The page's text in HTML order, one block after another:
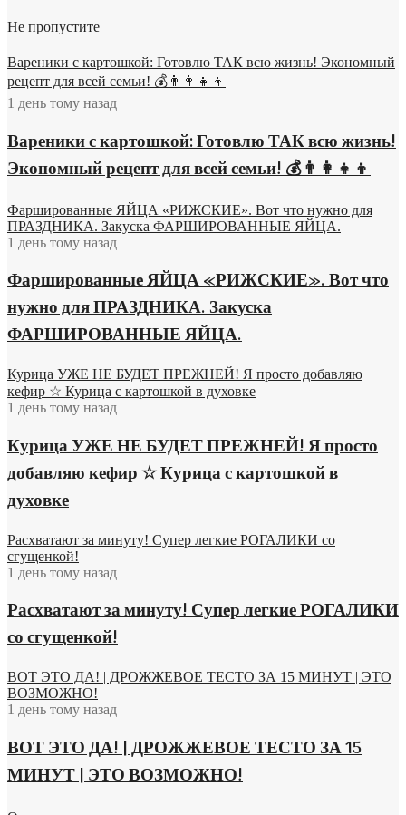
Не пропустите
Вареники с картошкой: Готовлю ТАК всю жизнь! Экономный
рецепт для всей семьи! 💰👨👩👧👦
1 день тому назад
Вареники с картошкой: Готовлю ТАК всю жизнь!
Экономный рецепт для всей семьи! 💰👨👩👧👦
Фаршированные ЯЙЦА «РИЖСКИЕ». Вот что нужно для
ПРАЗДНИКА. Закуска ФАРШИРОВАННЫЕ ЯЙЦА.
1 день тому назад
Фаршированные ЯЙЦА «РИЖСКИЕ». Вот что
нужно для ПРАЗДНИКА. Закуска
ФАРШИРОВАННЫЕ ЯЙЦА.
Курица УЖЕ НЕ БУДЕТ ПРЕЖНЕЙ! Я просто добавляю
кефир ☆ Курица с картошкой в духовке
1 день тому назад
Курица УЖЕ НЕ БУДЕТ ПРЕЖНЕЙ! Я просто
добавляю кефир ☆ Курица с картошкой в
духовке
Расхватают за минуту! Супер легкие РОГАЛИКИ со
сгущенкой!
1 день тому назад
Расхватают за минуту! Супер легкие РОГАЛИКИ
со сгущенкой!
ВОТ ЭТО ДА! | ДРОЖЖЕВОЕ ТЕСТО ЗА 15 МИНУТ | ЭТО
ВОЗМОЖНО!
1 день тому назад
ВОТ ЭТО ДА! | ДРОЖЖЕВОЕ ТЕСТО ЗА 15
МИНУТ | ЭТО ВОЗМОЖНО!